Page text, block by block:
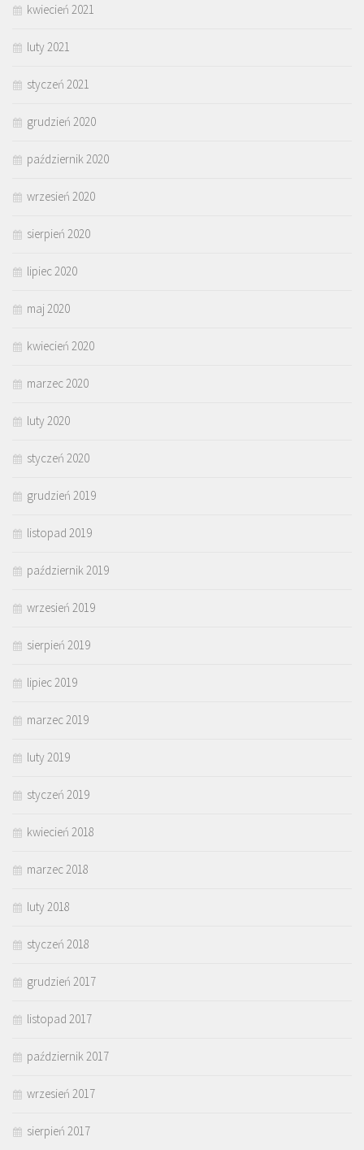
kwiecień 2021
luty 2021
styczeń 2021
grudzień 2020
październik 2020
wrzesień 2020
sierpień 2020
lipiec 2020
maj 2020
kwiecień 2020
marzec 2020
luty 2020
styczeń 2020
grudzień 2019
listopad 2019
październik 2019
wrzesień 2019
sierpień 2019
lipiec 2019
marzec 2019
luty 2019
styczeń 2019
kwiecień 2018
marzec 2018
luty 2018
styczeń 2018
grudzień 2017
listopad 2017
październik 2017
wrzesień 2017
sierpień 2017